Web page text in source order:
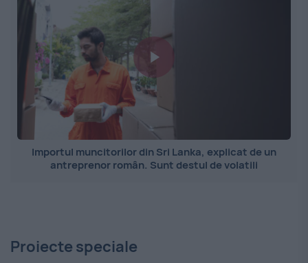
Importul muncitorilor din Sri Lanka, explicat de un
antreprenor român. Sunt destul de volatili
Proiecte speciale